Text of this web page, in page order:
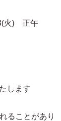
) 正午
します
ることがあり